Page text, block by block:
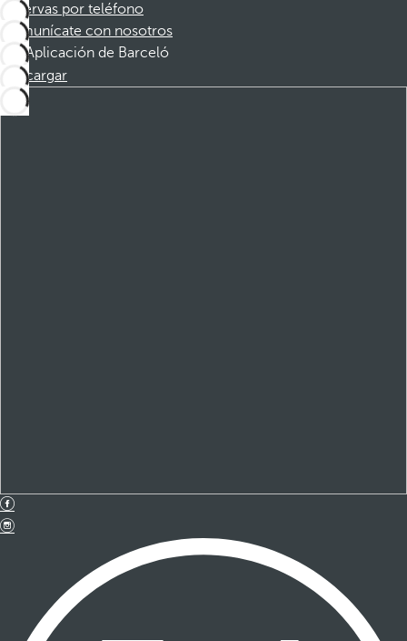
Reservas por teléfono
Comunícate con nosotros
Aplicación de Barceló
Descargar